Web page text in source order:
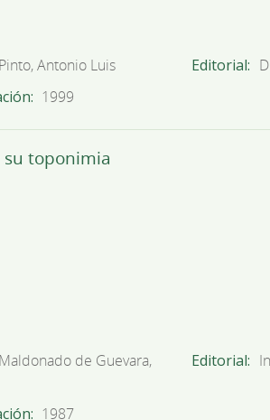
Antonio Luis Editorial
1999
su toponimia
de Guevara,
Editorial
1987